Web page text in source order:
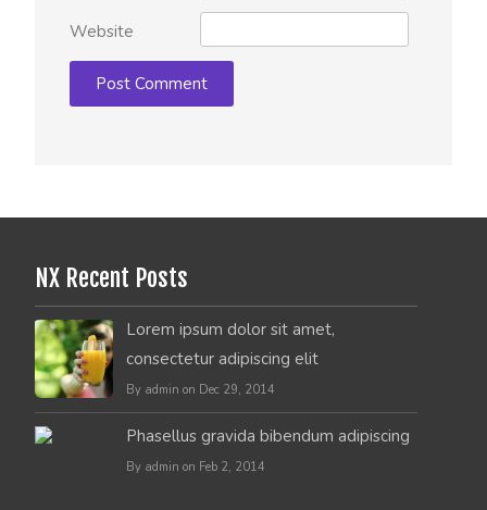
Website
NX Recent Posts
Lorem ipsum dolor sit amet,
consectetur adipiscing elit
By admin on Dec 29, 2014
Phasellus gravida bibendum adipiscing
By admin on Feb 2, 2014